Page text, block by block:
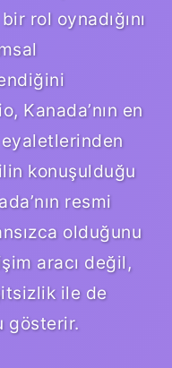
rol oynadığını
Kanada’nın en
konuşulduğu
resmi
olduğunu
aracı değil,
ile de
gösterir.